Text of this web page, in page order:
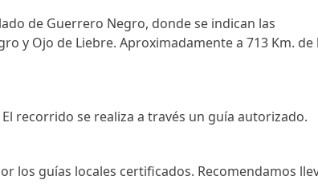
de Guerrero Negro, donde se indican las
y Ojo de Liebre. Aproximadamente a 713 Km. de
recorrido se realiza a través un guía autorizado.
los guías locales certificados. Recomendamos